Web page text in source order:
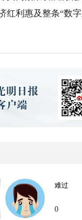
红利惠及整条“数
难过
0